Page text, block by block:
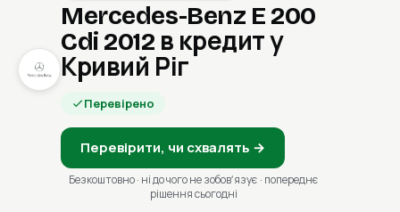
Mercedes-Benz E 200
Cdi 2012 в кредит у
Кривий Ріг
Перевірено
Перевірити, чи схвалять →
Безкоштовно · ні до чого не зобовʼязує · попереднє
рішення сьогодні